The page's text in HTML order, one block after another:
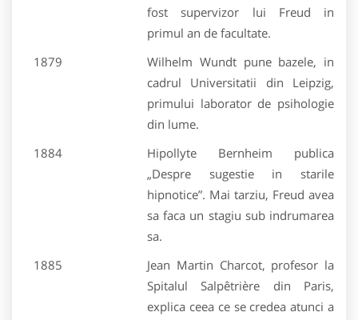
fost supervizor lui Freud in
primul an de facultate.
1879
Wilhelm Wundt pune bazele, in
cadrul Universitatii din Leipzig,
primului laborator de psihologie
din lume.
1884
Hipollyte Bernheim publica
„Despre sugestie in starile
hipnotice”. Mai tarziu, Freud avea
sa faca un stagiu sub indrumarea
sa.
1885
Jean Martin Charcot, profesor la
Spitalul Salpêtrière din Paris,
explica ceea ce se credea atunci a